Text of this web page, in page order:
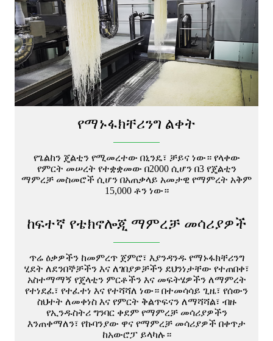
የማኑፋክቸሪንግ ልቀት
የጌልከን ጄልቲን የሚመረተው በኒንዴ፣ ቻይና ነው። የላቀው
የምርት መሠረት የተቋቋመው በ2000 ሲሆን በ3 የጄልቲን
ማምረቻ መስመሮች ሲሆን በአጠቃላይ አመታዊ የማምረት አቅም
15,000 ቶን ነው።
ከፍተኛ የቴክኖሎጂ ማምረቻ መሳሪያዎች
ጥሬ ዕቃዎችን ከመምረጥ ጀምሮ፣ እያንዳንዱ የማኑፋክቸሪንግ
ሂደት ለደንበኞቻችን እና ለገበያዎቻችን ደህንነታቸው የተጠበቀ፣
አስተማማኝ የጄላቲን ምርቶችን እና መፍትሄዎችን ለማምረት
የተነደፈ፣ የተፈተነ እና የተሻሻለ ነው። በተመሳሳይ ጊዜ፣ የሰውን
ስህተት ለመቀነስ እና የምርት ቅልጥፍናን ለማሻሻል፣ ብዙ
የኢንዱስትሪ ግንባር ቀደም የማምረቻ መሳሪያዎችን
እንጠቀማለን፣ የኩባንያው ዋና የማምረቻ መሳሪያዎች በቀጥታ
ከአውሮፓ ይላካሉ።